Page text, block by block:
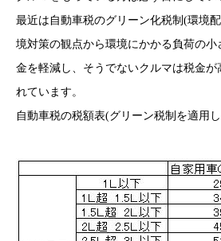
最近は自動車税のグリーン化税制(環境
境対策の観点から環境にかかる負荷の
金を軽減し、そうでないクルマは税金が
れています。
自動車税の税額表(グリーン税制を適用